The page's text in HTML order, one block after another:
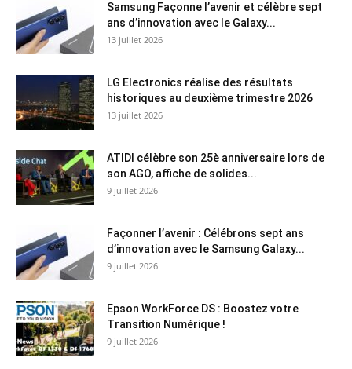
Samsung Façonne l’avenir et célèbre sept
ans d’innovation avec le Galaxy...
13 juillet 2026
LG Electronics réalise des résultats
historiques au deuxième trimestre 2026
13 juillet 2026
ATIDI célèbre son 25è anniversaire lors de
son AGO, affiche de solides...
9 juillet 2026
Façonner l’avenir : Célébrons sept ans
d’innovation avec le Samsung Galaxy...
9 juillet 2026
Epson WorkForce DS : Boostez votre
Transition Numérique !
9 juillet 2026